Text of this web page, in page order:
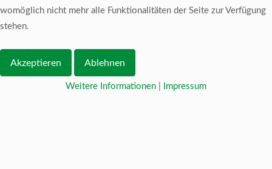
womöglich nicht mehr alle Funktionalitäten der Seite zur Verfügung
stehen.
Akzeptieren Ablehnen
Weitere Informationen Impressum